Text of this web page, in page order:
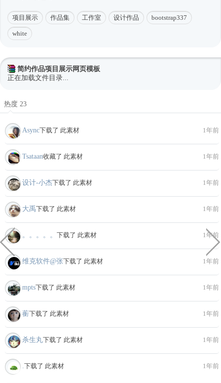
项目展示 作品集 工作室 设计作品 bootstrap337
white
简约作品项目展示网页模板
正在加载文件目录...
热度 23
Async下载了 此素材 1年前
Tsataan收藏了 此素材 1年前
设计-小杰下载了 此素材 1年前
大禹下载了 此素材 1年前
。。。。。 下载了 此素材 1年前
维克软件@张下载了 此素材 1年前
mpts下载了 此素材 1年前
蘅下载了 此素材 1年前
杀生丸下载了 此素材 1年前
下载了 此素材 1年前